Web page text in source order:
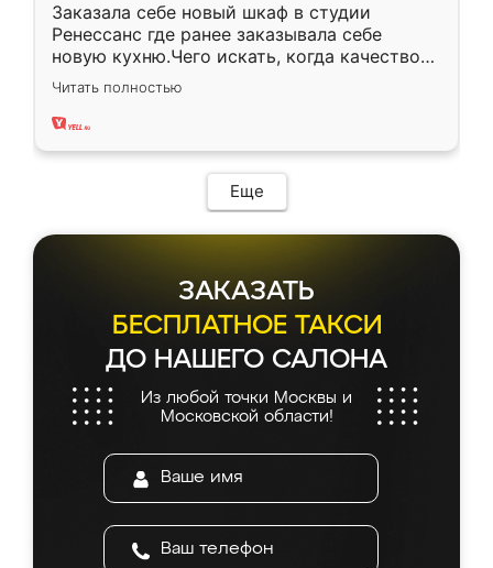
Заказала себе новый шкаф в студии
Ренессанс где ранее заказывала себе
новую кухню.Чего искать, когда качеством
вполне довольна. Служит кухня уже почти
два года, нареканий нет.
Читать полностью
Еще
ЗАКАЗАТЬ
БЕСПЛАТНОЕ ТАКСИ
ДО НАШЕГО САЛОНА
Из любой точки Москвы и
Московской области!